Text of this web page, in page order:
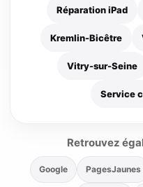
Réparation iPad
Kremlin-Bicêtre
Vitry-sur-Seine
Service
Retrouvez
Google PagesJaunes